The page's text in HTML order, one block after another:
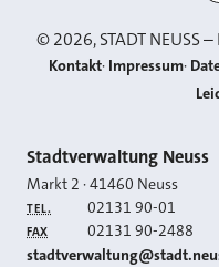
©2026, STADT NEUSS
Kontakt Impressum
Kontakt
Stadtverwaltung Neuss
Markt 2 ·41460 Neuss
TEL. 02131 90-01
FAX 02131 90-2488
E-MAIL